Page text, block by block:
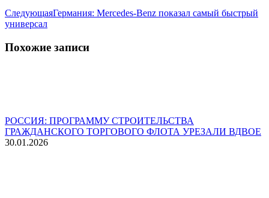
СледующаяСледующая
Германия: Mercedes-Benz показал самый быстрый
универсал
Похожие записи
РОССИЯ: ПРОГРАММУ СТРОИТЕЛЬСТВА
ГРАЖДАНСКОГО ТОРГОВОГО ФЛОТА УРЕЗАЛИ ВДВОЕ
30.01.2026